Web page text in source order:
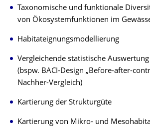
Taxonomische und funktionale
von Ökosystemfunktionen im
Habitateignungsmodellierung
Vergleichende statistische
(bspw. BACI-Design „Before-after-
Nachher-Vergleich)
Kartierung der Strukturgüte
Kartierung von Mikro- und